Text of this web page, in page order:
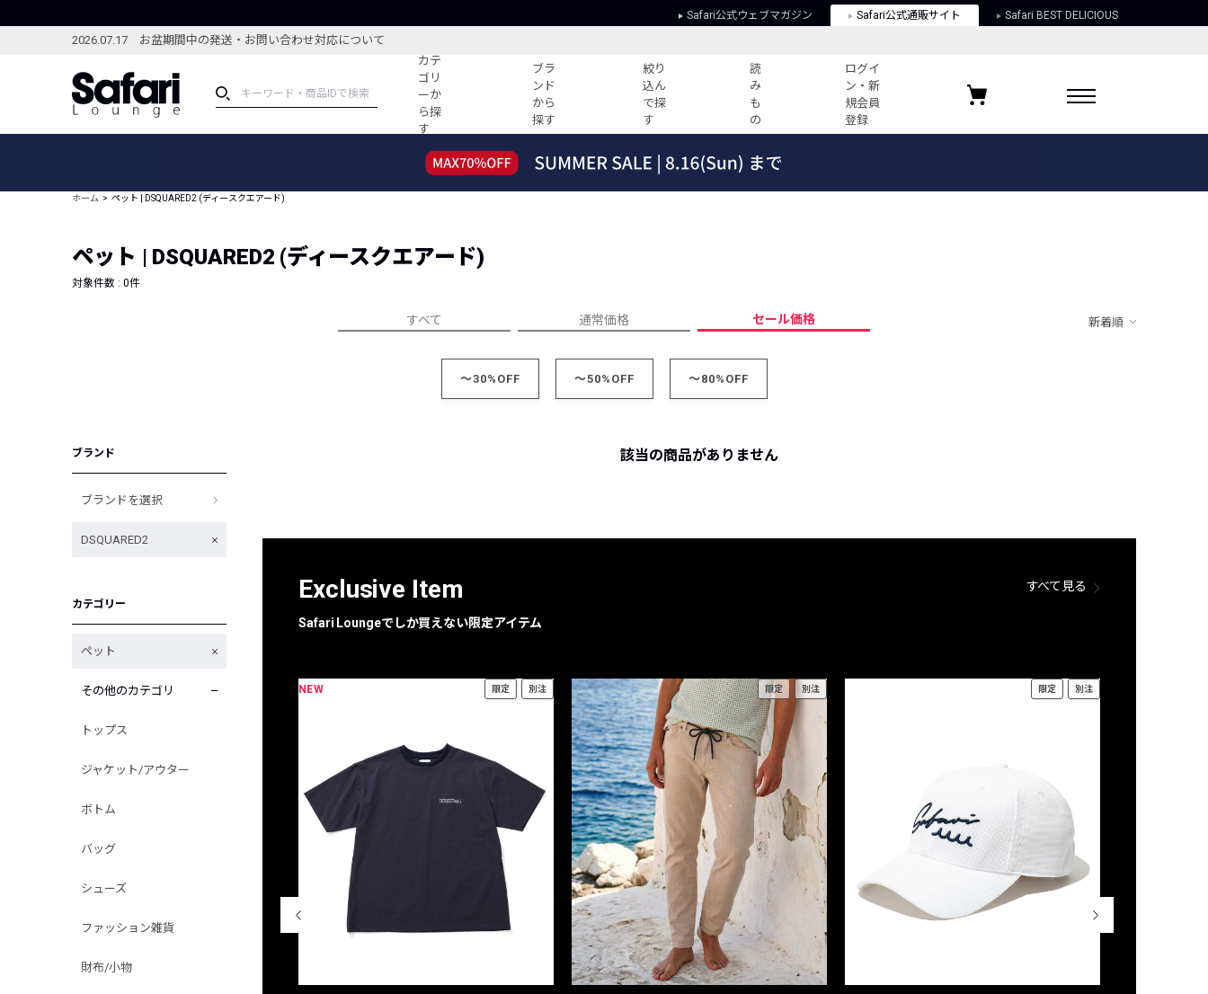
Safari公式ウェブマガジン Safari公式通販サイト Safari BEST DELICIOUS
2026.07.17 お盆期間中の発送・お問い合わせ対応について
カテ
ゴリ
ーか
ら探
す
ブラ
ンド
から
探す
絞り
込ん
で探
す
読
み
も
の
ログイ
ン・新
規会員
登録
ブランドから探す
新着アイテム
編集部のおすすめアイテム
コーディネート
すべての記事
人気記事ランキング
ウィークリーコーデ
プライバシーポリシー
お気に入りブランド
ホーム ペット | DSQUARED2 (ディースクエアード)
ペット | DSQUARED2 (ディースクエアード)
対象件数 : 0件
すべて 通常価格 セール価格 新着順
～30%OFF ～50%OFF ～80%OFF
ブランド
ブランドを選択
DSQUARED2
カテゴリー
ペット
その他のカテゴリ
トップス
ジャケット/アウター
ボトム
バッグ
シューズ
ファッション雑貨
財布/小物
該当の商品がありません
Exclusive Item
Safari Loungeでしか買えない限定アイテム
すべて見る
NEW 限定 別注 限定 別注 限定 別注